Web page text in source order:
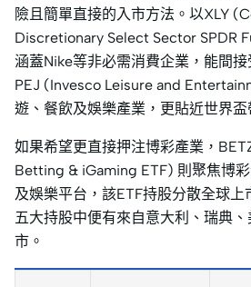
險且簡單直接的入市方法。以XLY
Discretionary Select Sector SPDR
涵蓋Nike等非必需消費企業，能間接
PEJ (Invesco Leisure and
遊、餐飲及娛樂產業，更貼近世界盃
如果希望更直接押注博彩產業，
Betting & iGaming ETF) 則聚焦博
及娛樂平台，該ETF持股分散全球
五大持股中便有來自意大利、瑞典
市。